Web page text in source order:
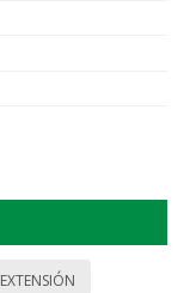
EXTENSIÓN